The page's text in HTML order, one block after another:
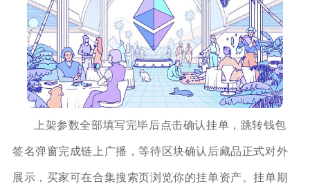
上架参数全部填写完毕后点击确认挂单，跳转钱包
签名弹窗完成链上广播，等待区块确认后藏品正式对外
展示，买家可在合集搜索页浏览你的挂单资产。挂单期